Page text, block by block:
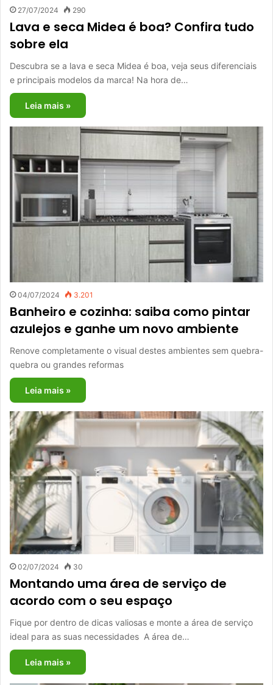
27/07/2024 290
Lava e seca Midea é boa? Confira tudo
sobre ela
Descubra se a lava e seca Midea é boa, veja seus diferenciais
e principais modelos da marca! Na hora de…
Leia mais »
04/07/2024 3.201
Banheiro e cozinha: saiba como pintar
azulejos e ganhe um novo ambiente
Renove completamente o visual destes ambientes sem quebra-
quebra ou grandes reformas
Leia mais »
02/07/2024 30
Montando uma área de serviço de
acordo com o seu espaço
Fique por dentro de dicas valiosas e monte a área de serviço
ideal para as suas necessidades A área de…
Leia mais »